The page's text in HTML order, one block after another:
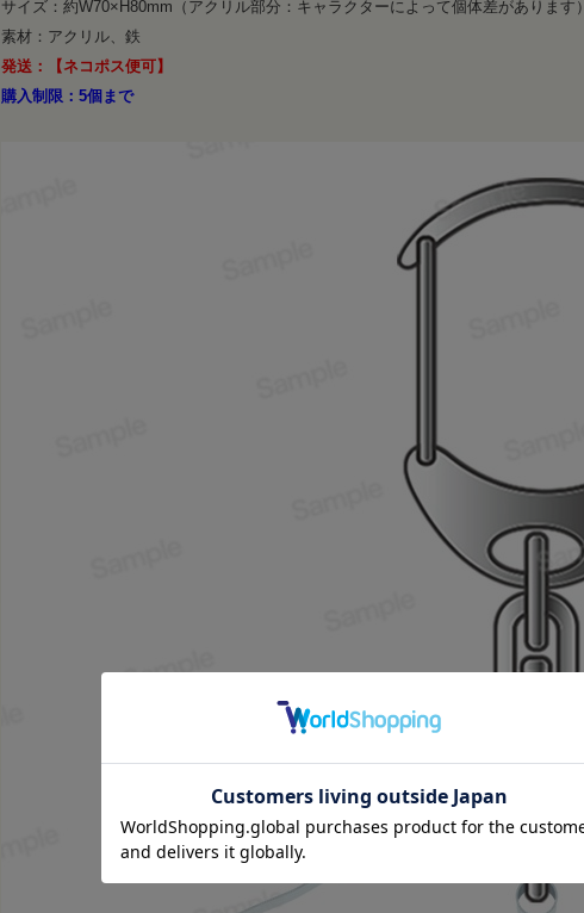
サイズ：約W70×H80mm（アクリル部分：キャラクターによって個体差があります）
素材：アクリル、鉄
発送：【ネコポス便可】
購入制限：5個まで